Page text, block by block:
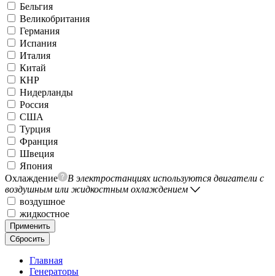
Бельгия
Великобритания
Германия
Испания
Италия
Китай
КНР
Нидерланды
Россия
США
Турция
Франция
Швеция
Япония
Охлаждение
В электростанциях используются двигатели с
воздушным или жидкостным охлаждением
воздушное
жидкостное
Применить
Сбросить
Главная
Генераторы